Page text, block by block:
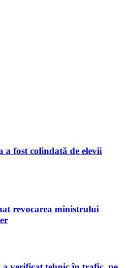
a fost colindată de elevii
revocarea ministrului